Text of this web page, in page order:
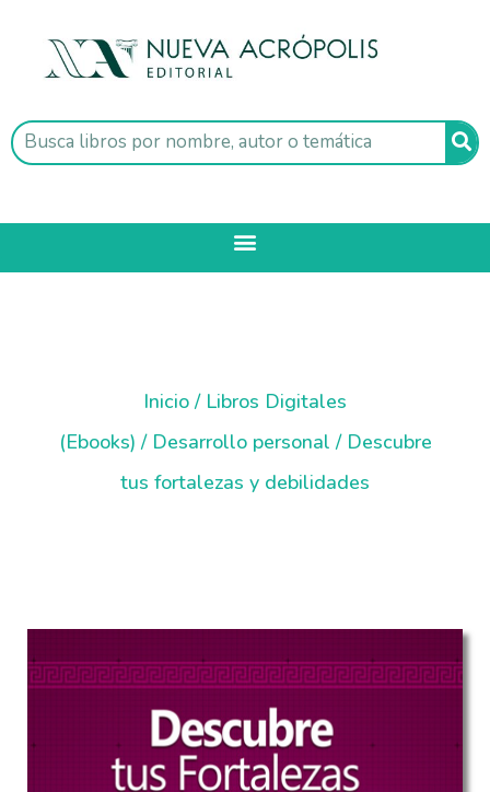
Inicio/ Libros Digitales
(Ebooks) / Desarrollo personal / Descubre
tus fortalezas y debilidades